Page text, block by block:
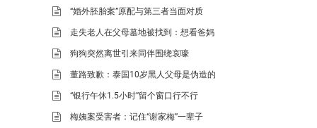
“婚外胚胎案”原配与第三者当面对质
走失老人在父母墓地被找到：想看爸妈
狗狗突然离世引来同伴围绕哀嚎
董路致歉：泰国10岁黑人父母是伪造的
“银行午休1.5小时”留个窗口行不行
梅姨案受害者：记住“谢家梅”一辈子